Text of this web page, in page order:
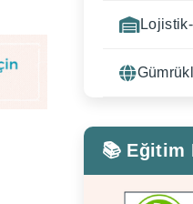
📚 Eğitim